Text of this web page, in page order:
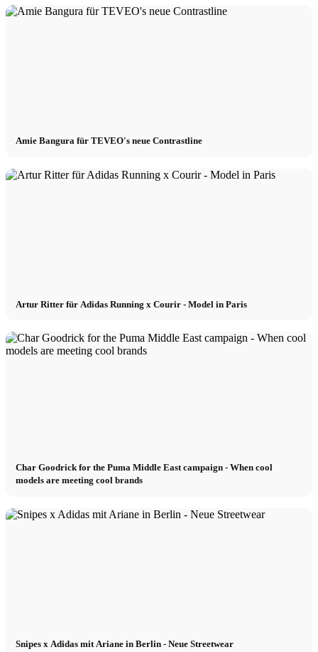
Amie Bangura für TEVEO's neue Contrastline
Artur Ritter für Adidas Running x Courir - Model in Paris
Char Goodrick for the Puma Middle East campaign - When cool
models are meeting cool brands
Snipes x Adidas mit Ariane in Berlin - Neue Streetwear